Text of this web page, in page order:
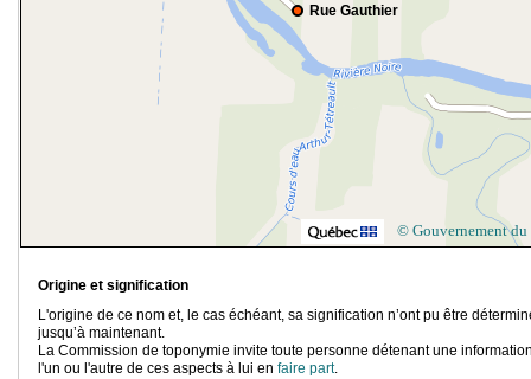
Rue Gauthier
© Gouvernement du
Origine et signification
L'origine de ce nom et, le cas échéant, sa signification n’ont pu être
jusqu’à maintenant.
La Commission de toponymie invite toute personne détenant une
l'un ou l'autre de ces aspects à lui en faire part.